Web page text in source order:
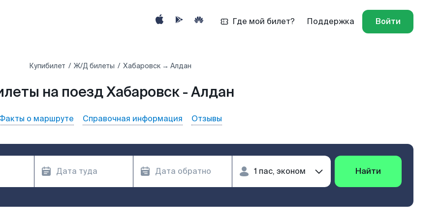
Где мой билет? Поддержка Войти
Купибилет Ж/Д билеты Хабаровск → Алдан
на поезд Хабаровск - Алдан
о маршруте Справочная информация Отзывы
Найти